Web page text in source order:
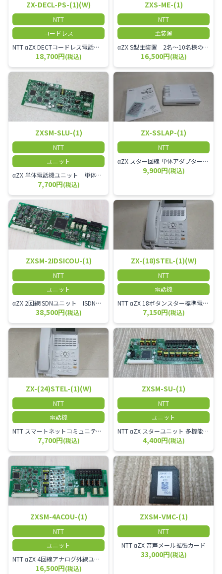
ZX-DECL-PS-(1)(W)
NTT
コードレス
NTT αZX DECTコードレス電話機 電波方式がDECTで、 防水機能（IPX4:あらゆる方向からの水の飛まつを受けても有害な影響を受けない。)を備えた 接続装置と子機の一対シングルゾーンコードレスです。
18,700円(税込)
ZXS-ME-(1)
NTT
主装置
αZX S型主装置 2名～10名様のオフィスに適しております。
16,500円(税込)
ZXSM-SLU-(1)
NTT
ユニット
αZX 単体電話機ユニット 単体電話機、複合機、ドアホン等、 2台分収容可能にするユニット
7,700円(税込)
ZX-SSLAP-(1)
NTT
αZX スター回線 単体アダプター 受付電話機、ドアホン、FAX等を1台収容できる装置です。
9,900円(税込)
ZXSM-2IDSICOU-(1)
NTT
ユニット
αZX 2回線ISDNユニット ISDN回線を2本収容可能です。
38,500円(税込)
ZX-(18)STEL-(1)(W)
NTT
電話機
NTT αZX 18ボタンスター標準電話機(白)
7,150円(税込)
ZX-(24)STEL-(1)(W)
NTT
電話機
NTT スマートネットコミュニティαZX 24ボタンスター標準電話機
7,700円(税込)
ZXSM-SU-(1)
NTT
ユニット
NTT αZX スターユニット 多機能電話機ユニット
4,400円(税込)
ZXSM-4ACOU-(1)
NTT
ユニット
NTT αZX 4回線アナログ外線ユニット アナログ4ch収容ユニット
16,500円(税込)
ZXSM-VMC-(1)
NTT
NTT αZX 音声メール拡張カード
33,000円(税込)